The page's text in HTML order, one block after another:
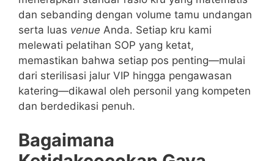
dan sebanding dengan volume tamu undangan
serta luas venue Anda. Setiap kru kami
melewati pelatihan SOP yang ketat,
memastikan bahwa setiap pos penting—mulai
dari sterilisasi jalur VIP hingga pengawasan
katering—dikawal oleh personil yang kompeten
dan berdedikasi penuh.
Bagaimana